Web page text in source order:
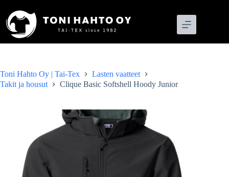
content
Toni Hahto Oy | Tai-Tex
Lasten vaatteet
Takit ja housut
Clique Basic Softshell Hoody Junior